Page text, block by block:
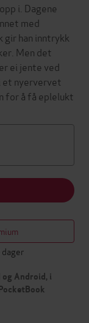
i. Dagene
med
han inntrykk
Men det
ei jente ved
et nyervervet
for å få eplelukt
og Android, i